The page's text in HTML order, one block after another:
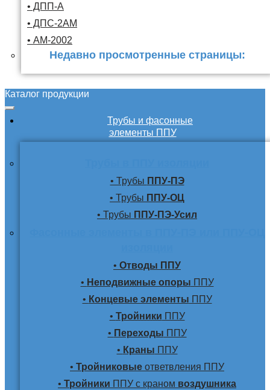
• ДПП-А
• ДПС-2АМ
• АМ-2002
Недавно просмотренные страницы:
Каталог продукции
Трубы и фасонные
элементы ППУ
• Трубы ППУ-ПЭ
• Трубы ППУ-ОЦ
• Трубы ППУ-ПЭ-Усил
• Отводы ППУ
• Неподвижные опоры ППУ
• Концевые элементы ППУ
• Тройники ППУ
• Переходы ППУ
• Краны ППУ
• Тройниковые ответвления ППУ
• Тройники ППУ с краном воздушника